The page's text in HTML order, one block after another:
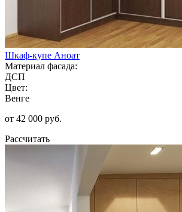
Шкаф-купе Аноат
Материал фасада:
ДСП
Цвет:
Венге
от 42 000 руб.
Рассчитать